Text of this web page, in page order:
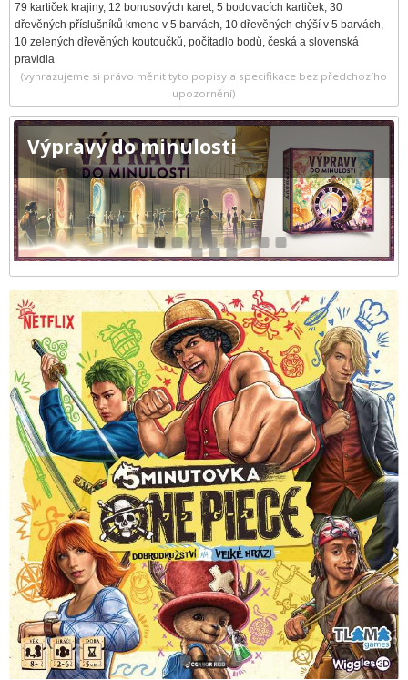
79 kartiček krajiny, 12 bonusových karet, 5 bodovacích kartiček, 30
dřevěných příslušníků kmene v 5 barvách, 10 dřevěných chýší v 5 barvách,
10 zelených dřevěných koutoučků, počítadlo bodů, česká a slovenská
pravidla
(vyhrazujeme si právo měnit tyto popisy a specifikace bez předchozího
upozornění)
Výpravy do minulosti